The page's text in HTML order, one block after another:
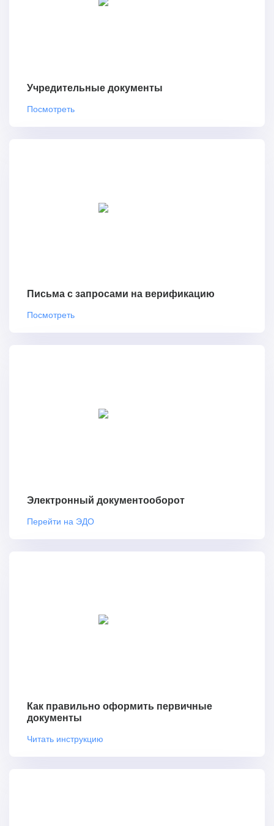
Учредительные документы
Посмотреть
Письма с запросами на верификацию
Посмотреть
Электронный документооборот
Перейти на ЭДО
Как правильно оформить первичные
документы
Читать инструкцию